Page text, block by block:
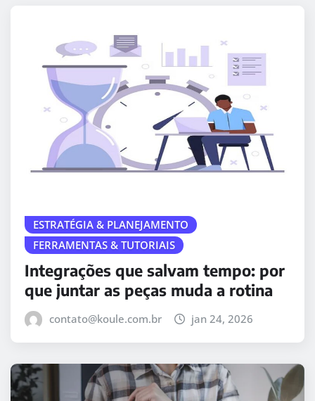
ESTRATÉGIA & PLANEJAMENTO
FERRAMENTAS & TUTORIAIS
Integrações que salvam tempo: por
que juntar as peças muda a rotina
contato@koule.com.br jan 24, 2026